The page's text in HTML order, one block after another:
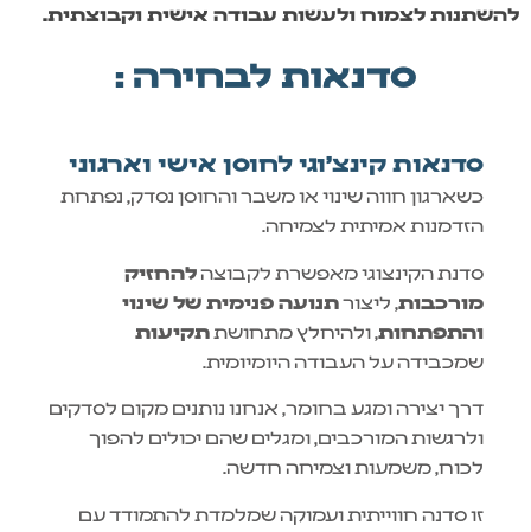
לצמוח ולעשות עבודה אישית וקבוצתית.
סדנאות לבחירה :
סדנאות קינצ'וגי לחוסן אישי וארגוני
כשארגון חווה שינוי או משבר והחוסן נסדק, נפתחת
הזדמנות אמיתית לצמיחה.
סדנת הקינצוגי מאפשרת לקבוצהלהחזיק
מורכבות, ליצורתנועה פנימית של שינוי
והתפתחות, ולהיחלץ מתחושתתקיעות
שמכבידה על העבודה היומיומית.
דרך יצירה ומגע בחומר, אנחנו נותנים מקום לסדקים
ולרגשות המורכבים, ומגלים שהם יכולים להפוך
לכוח, משמעות וצמיחה חדשה.
זו סדנה חווייתית ועמוקה שמלמדת להתמודד עם